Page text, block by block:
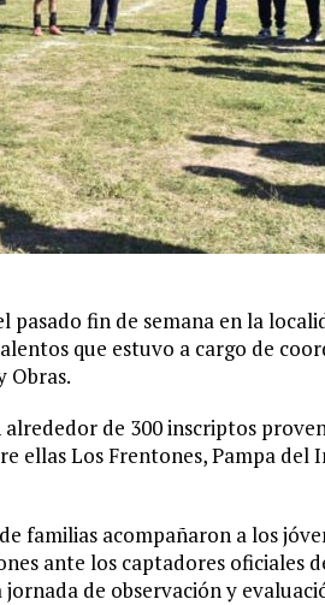
fin de semana en la
que estuvo a cargo de
Obras.
de 300 inscriptos
ellas Los Frentones, Pampa del
familias acompañaron a los
ante los captadores oficiales
de observación y